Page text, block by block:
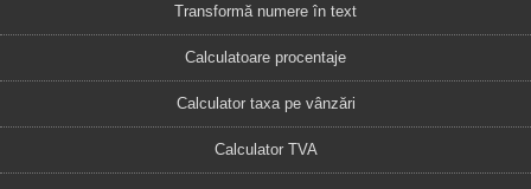
Transformă numere în text
Calculatoare procentaje
Calculator taxa pe vânzări
Calculator TVA